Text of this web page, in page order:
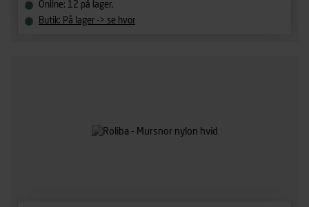
Online: 12 på lager.
Butik: På lager -> se hvor